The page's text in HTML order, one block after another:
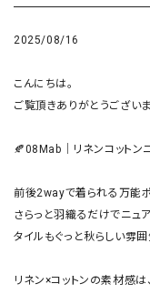
2025/08/16
こんにちは。
ご覧頂きありがとうございま
🍂08Mab｜リネンコットン
前後2wayで着られる万能ポ
さらっと羽織るだけでニュ
タイルもぐっと秋らしい雰
リネン×コットンの素材感